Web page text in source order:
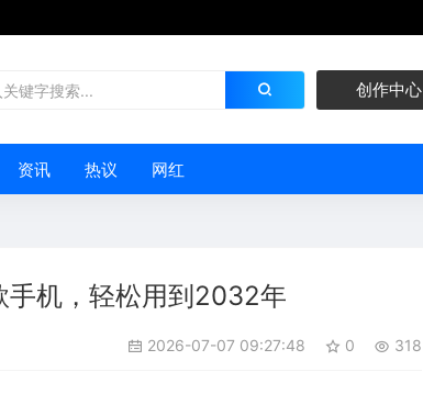
创作中心
资讯 热议 网红
手机，轻松用到2032年
2026-07-07 09:27:48 0 318